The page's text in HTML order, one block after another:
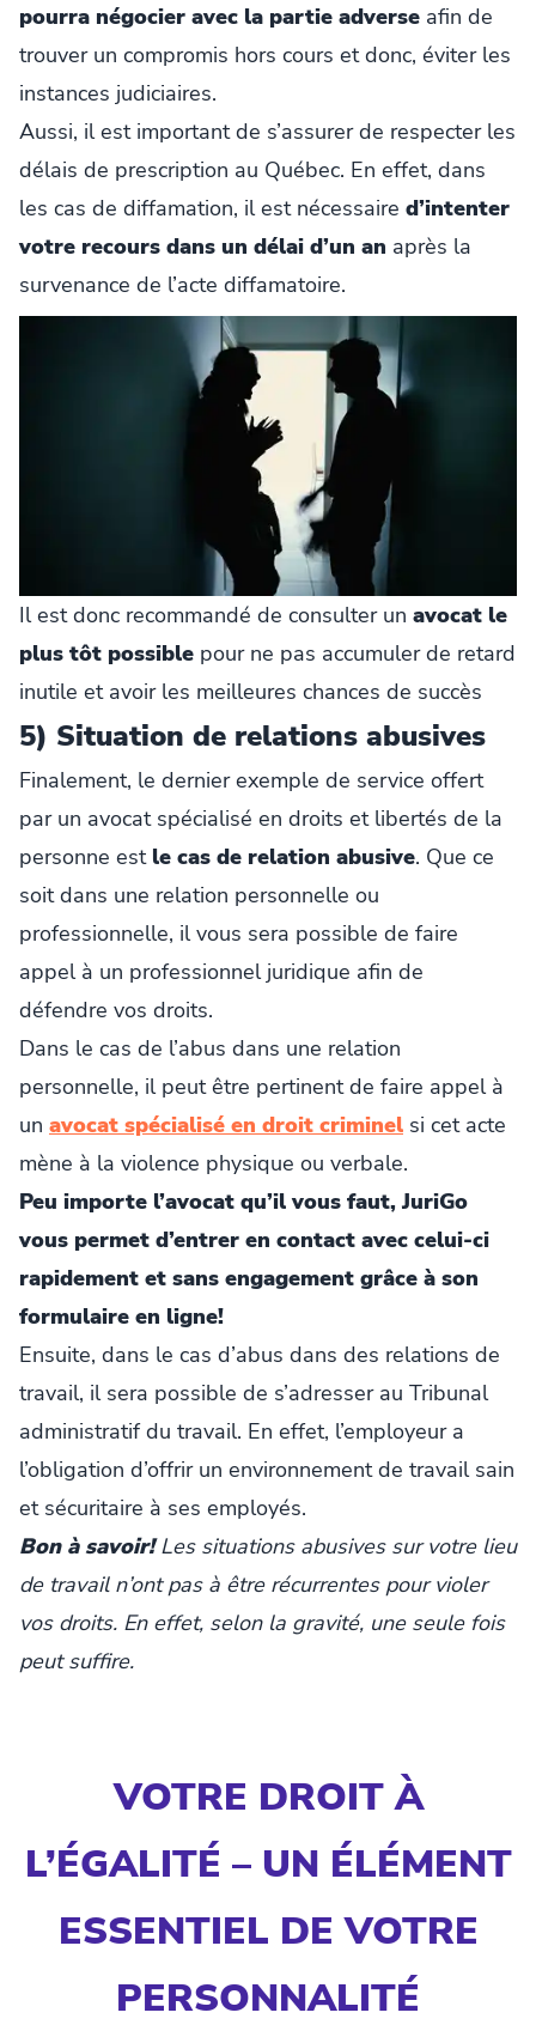
pourra négocier avec la partie adverse afin de
trouver un compromis hors cours et donc, éviter les
instances judiciaires.
Aussi, il est important de s’assurer de respecter les
délais de prescription au Québec. En effet, dans
les cas de diffamation, il est nécessaire d’intenter
votre recours dans un délai d’un an après la
survenance de l’acte diffamatoire.
Il est donc recommandé de consulter un avocat le
plus tôt possible pour ne pas accumuler de retard
inutile et avoir les meilleures chances de succès
5) Situation de relations abusives
Finalement, le dernier exemple de service offert
par un avocat spécialisé en droits et libertés de la
personne est le cas de relation abusive. Que ce
soit dans une relation personnelle ou
professionnelle, il vous sera possible de faire
appel à un professionnel juridique afin de
défendre vos droits.
Dans le cas de l’abus dans une relation
personnelle, il peut être pertinent de faire appel à
un avocat spécialisé en droit criminel si cet acte
mène à la violence physique ou verbale.
Peu importe l’avocat qu’il vous faut, JuriGo
vous permet d’entrer en contact avec celui-ci
rapidement et sans engagement grâce à son
formulaire en ligne!
Ensuite, dans le cas d’abus dans des relations de
travail, il sera possible de s’adresser au Tribunal
administratif du travail. En effet, l’employeur a
l’obligation d’offrir un environnement de travail sain
et sécuritaire à ses employés.
Bon à savoir! Les situations abusives sur votre lieu
de travail n’ont pas à être récurrentes pour violer
vos droits. En effet, selon la gravité, une seule fois
peut suffire.
VOTRE DROIT À
L’ÉGALITÉ – UN ÉLÉMENT
ESSENTIEL DE VOTRE
PERSONNALITÉ